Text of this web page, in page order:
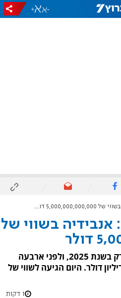
-
+
דולר
בשווי של
מניית החברה זינקה ב-50% רק בשנת 2025, ולפני ארבעה
הגיעה לשווי של 4 טריליון דולר. היום הגיעה לשווי של
1 דקות